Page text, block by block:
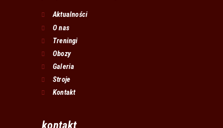
Aktualności
O nas
Treningi
Obozy
Galeria
Stroje
Kontakt